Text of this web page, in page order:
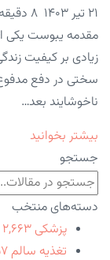
۲۱ تیر ۱۴۰۳
مقدمه یبوست یکی
زیادی بر کیفیت
سختی در دفع
ناخوشایند بعد…
بیشتر بخوانید
جستجو
دسته‌های منتخب
پزشکی ۲,۶۶۳
تغذیه سالم